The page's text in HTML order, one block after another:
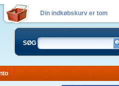
Din indkøbskurv er tom
SØG